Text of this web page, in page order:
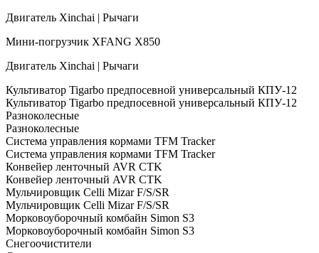
Двигатель Xinchai | Рычаги
Мини-погрузчик XFANG X850
Двигатель Xinchai | Рычаги
Культиватор Tigarbo предпосевной универсальный КПУ-12
Культиватор Tigarbo предпосевной универсальный КПУ-12
Разноколесные
Разноколесные
Система управления кормами TFM Tracker
Система управления кормами TFM Tracker
Конвейер ленточный AVR CTK
Конвейер ленточный AVR CTK
Мульчировщик Celli Mizar F/S/SR
Мульчировщик Celli Mizar F/S/SR
Морковоуборочный комбайн Simon S3
Морковоуборочный комбайн Simon S3
Снегоочистители